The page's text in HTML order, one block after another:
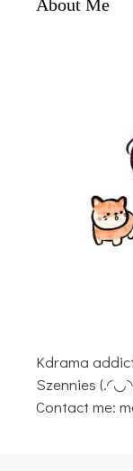
About Me
Kdrama
Szennies
Contact me: